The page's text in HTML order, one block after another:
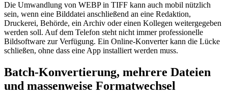
Die Umwandlung von WEBP in TIFF kann auch mobil nützlich
sein, wenn eine Bilddatei anschließend an eine Redaktion,
Druckerei, Behörde, ein Archiv oder einen Kollegen weitergegeben
werden soll. Auf dem Telefon steht nicht immer professionelle
Bildsoftware zur Verfügung. Ein Online-Konverter kann die Lücke
schließen, ohne dass eine App installiert werden muss.
Batch-Konvertierung, mehrere Dateien
und massenweise Formatwechsel